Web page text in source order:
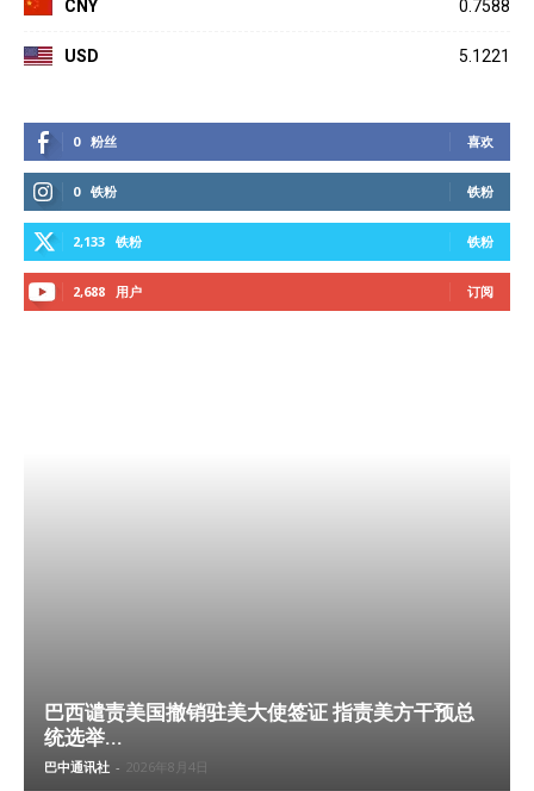
CNY 0.7588
USD 5.1221
0 粉丝 喜欢
0 铁粉 铁粉
2,133 铁粉 铁粉
2,688 用户 订阅
巴西谴责美国撤销驻美大使签证 指责美方干预总
统选举...
巴中通讯社 - 2026年8月4日